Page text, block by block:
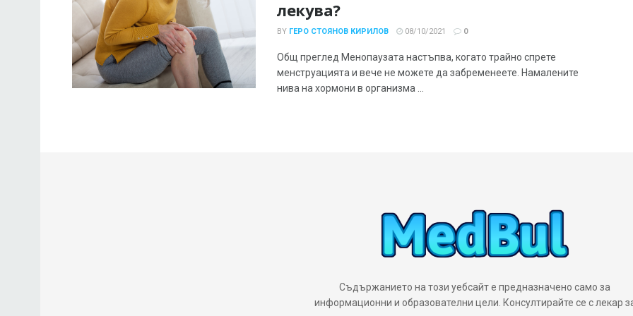
лекува?
BY ГЕРО СТОЯНОВ КИРИЛОВ 08/10/2021 0
Общ преглед Менопаузата настъпва, когато трайно спрете
менструацията и вече не можете да забременеете. Намалените
нива на хормони в организма ...
Съдържанието на този уебсайт е предназначено само за
информационни и образователни цели. Консултирайте се с лекар